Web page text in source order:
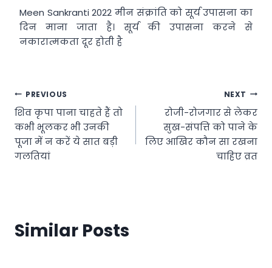
Meen Sankranti 2022 मीन संक्रांति को सूर्य उपासना का
दिन माना जाता है। सूर्य की उपासना करने से
नकारात्मकता दूर होती है
Post
navigation
PREVIOUS
शिव कृपा पाना चाहते हैं तो
कभी भूलकर भी उनकी
पूजा में न करें ये सात बड़ी
ग​लतियां
NEXT
रोजी-रोजगार से लेकर
सुख-संपत्ति को पाने के
लिए आखिर कौन सा रखना
चाहिए व्रत
Similar Posts